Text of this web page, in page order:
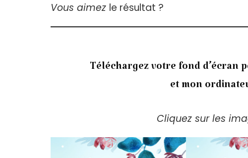
Vous aimez le résultat ?
Téléchargez votre fond d’écran
et mon
Cliquez sur les